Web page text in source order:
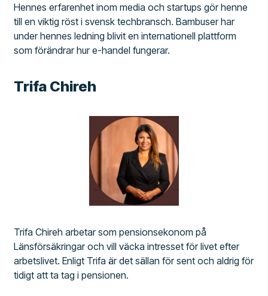
Hennes erfarenhet inom media och startups gör henne
till en viktig röst i svensk techbransch. Bambuser har
under hennes ledning blivit en internationell plattform
som förändrar hur e-handel fungerar.
Trifa Chireh
Trifa Chireh arbetar som pensionsekonom på
Länsförsäkringar och vill väcka intresset för livet efter
arbetslivet. Enligt Trifa är det sällan för sent och aldrig för
tidigt att ta tag i pensionen.